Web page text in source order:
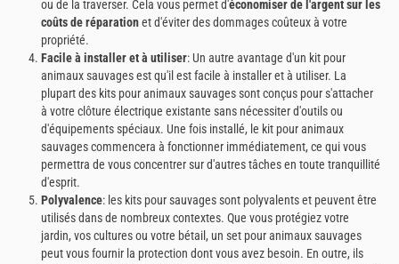
ou de la traverser. Cela vous permet d'économiser de l'argent sur les
coûts de réparationet d'éviter des dommages coûteux à votre
propriété.
Facile à installer et à utiliser: Un autre avantage d'un kit pour
animaux sauvages est qu'il est facile à installer et à utiliser. La
plupart des kits pour animaux sauvages sont conçus pour s'attacher
à votre clôture électrique existante sans nécessiter d'outils ou
d'équipements spéciaux. Une fois installé, le kit pour animaux
sauvages commencera à fonctionner immédiatement, ce qui vous
permettra de vous concentrer sur d'autres tâches en toute tranquillité
d'esprit.
Polyvalence: les kits pour sauvages sont polyvalents et peuvent être
utilisés dans de nombreux contextes. Que vous protégiez votre
jardin, vos cultures ou votre bétail, un set pour animaux sauvages
peut vous fournir la protection dont vous avez besoin. En outre, ils